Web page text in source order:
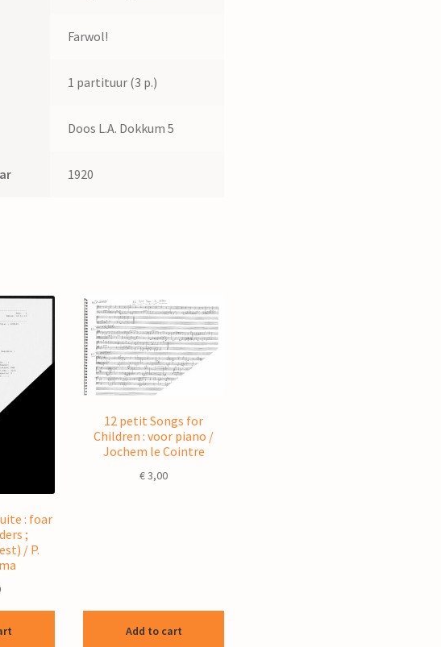
Farwol!
1 partituur (3 p.)
Doos L.A. Dokkum 5
1920
: foar
;
/ P.
12 petit Songs for
Children : voor piano /
Jochem le Cointre
€3,00
Add to cart